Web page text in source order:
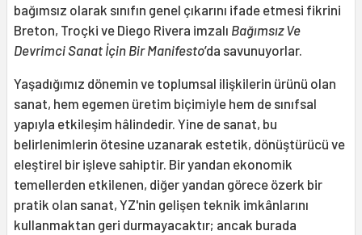
bağımsız olarak sınıfın genel çıkarını ifade etmesi fikrini
Breton, Troçki ve Diego Rivera imzalı Bağımsız Ve
Devrimci Sanat İçin Bir Manifesto’da savunuyorlar.
Yaşadığımız dönemin ve toplumsal ilişkilerin ürünü olan
sanat, hem egemen üretim biçimiyle hem de sınıfsal
yapıyla etkileşim hâlindedir. Yine de sanat, bu
belirlenimlerin ötesine uzanarak estetik, dönüştürücü ve
eleştirel bir işleve sahiptir. Bir yandan ekonomik
temellerden etkilenen, diğer yandan görece özerk bir
pratik olan sanat, YZ'nin gelişen teknik imkânlarını
kullanmaktan geri durmayacaktır; ancak burada